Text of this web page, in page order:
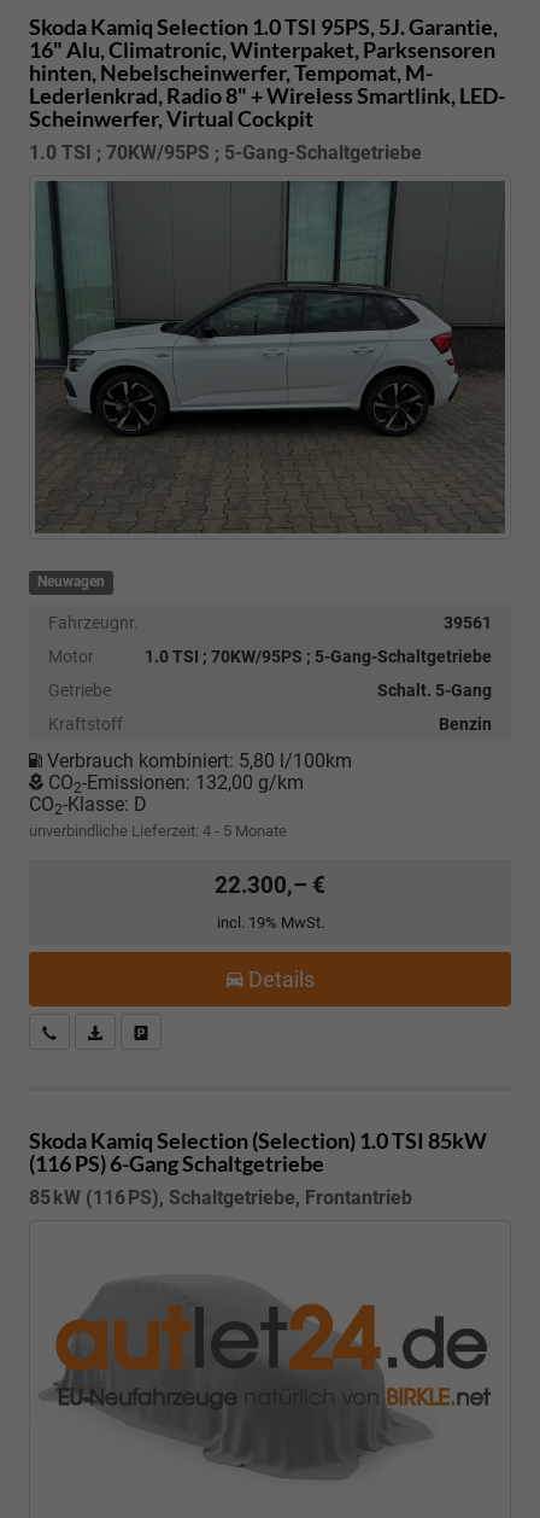
Skoda KamiqSelection 1.0 TSI 95PS, 5J. Garantie,
16" Alu, Climatronic, Winterpaket, Parksensoren
hinten, Nebelscheinwerfer, Tempomat, M-
Lederlenkrad, Radio 8" + Wireless Smartlink, LED-
Scheinwerfer, Virtual Cockpit
1.0 TSI ; 70KW/95PS ; 5-Gang-Schaltgetriebe
Neuwagen
Fahrzeugnr.
39561
Motor
1.0 TSI ; 70KW/95PS ; 5-Gang-Schaltgetriebe
Getriebe
Schalt. 5-Gang
Kraftstoff
Benzin
Verbrauch kombiniert: 5,80 l/100km
CO2-Emissionen: 132,00 g/km
CO2-Klasse: D
unverbindliche Lieferzeit: 4 - 5 Monate
22.300,– €
incl. 19% MwSt.
Details
Kostenloser Rückruf-Service
PDF-Datei, Fahrzeugexposé drucken
Skoda KamiqSelection (Selection) 1.0 TSI 85kW
(116 PS) 6-Gang Schaltgetriebe
85 kW (116 PS), Schaltgetriebe, Frontantrieb